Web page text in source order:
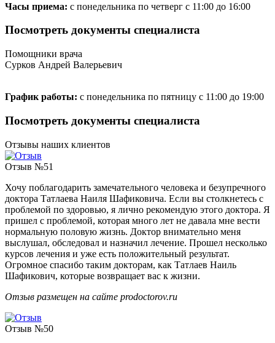
Часы приема: с понедельника по четверг с 11:00 до 16:00
Посмотреть документы специалиста
Помощники врача
Сурков Андрей Валерьевич
График работы: с понедельника по пятницу с 11:00 до 19:00
Посмотреть документы специалиста
Отзывы наших клиентов
Отзыв №51
Хочу поблагодарить замечательного человека и безупречного
доктора Татлаева Наиля Шафиковича. Если вы столкнетесь с
проблемой по здоровью, я лично рекомендую этого доктора. Я
пришел с проблемой, которая много лет не давала мне вести
нормальную половую жизнь. Доктор внимательно меня
выслушал, обследовал и назначил лечение. Прошел несколько
курсов лечения и уже есть положительный результат.
Огромное спасибо таким докторам, как Татлаев Наиль
Шафикович, которые возвращает вас к жизни.
Отзыв размещен на сайте prodoctorov.ru
Отзыв №50